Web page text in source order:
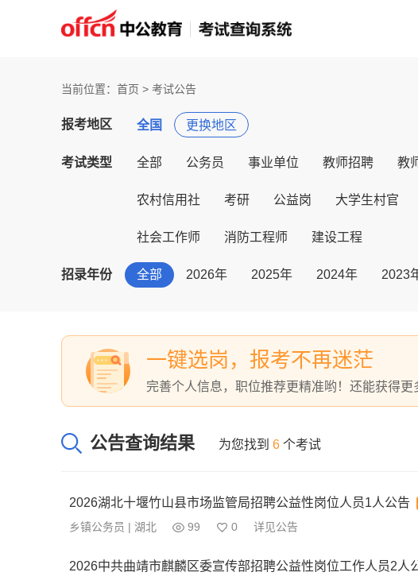
当前位置：首页 > 考试公告
报考地区 全国 更换地区
考试类型 全部 公务员 事业单位 教师招聘 教
农村信用社 考研 公益岗 大学生村官
社会工作师 消防工程师 建设工程
招录年份 全部 2026年 2025年 2024年 2023
一键选岗，报考不再迷茫
完善个人信息，职位推荐更精准哟！还能获得更
公告查询结果 为您找到 6 个考试
2026湖北十堰竹山县市场监管局招聘公益性岗位人员1人公告
乡镇公务员 | 湖北 99 0 详见公告
2026中共曲靖市麒麟区委宣传部招聘公益性岗位工作人员2人